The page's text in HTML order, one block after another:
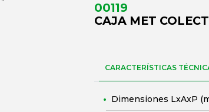
00119
CAJA MET
CARACTERÍSTICAS
Dimensiones LxAxP